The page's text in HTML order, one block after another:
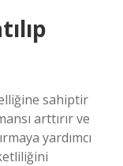
sahiptir
arttırır ve
yardımcı